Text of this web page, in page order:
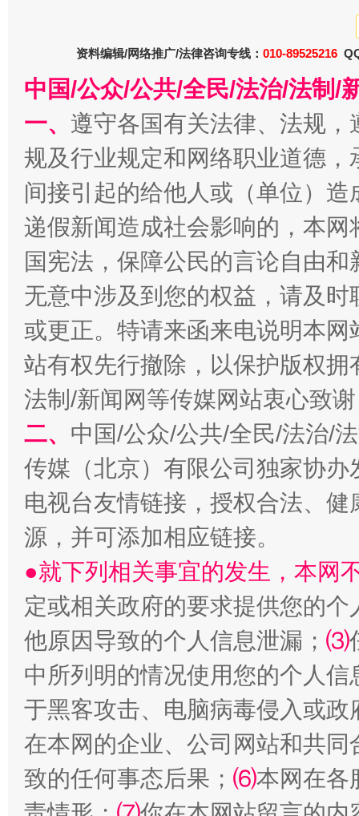
千年窑火 生生不息 一
揭开“小金库”的免责幌子
受贿1.44亿！段成刚被判无期 从幼
资料编辑/网络推广/法律咨询专线： 010-89525216
中国/公众/公共/全民/法治/法制/
一、 遵守各国有关法律、法规
规及行业规定和网络职业道德
间接引起的给他人或（单位）
递假新闻造成社会影响的，本
国宪法，保障公民的言论自由
无意中涉及到您的权益，请及
或更正。特请来函来电说明本
站有权先行撤除，以保护版权
法制/新闻网等传媒网站衷心致
二、 中国/公众/公共/全民/法治/
传媒（北京）有限公司独家协
电视台友情链接，授权合法、
源，并可添加相应链接。
●就下列相关事宜的发生，本网
定或相关政府的要求提供您的个
他原因导致的个人信息泄漏； ⑶
中所列明的情况使用您的个人
于黑客攻击、电脑病毒侵入或
在本网的企业、公司网站和共
致的任何事态后果； ⑹本网在各